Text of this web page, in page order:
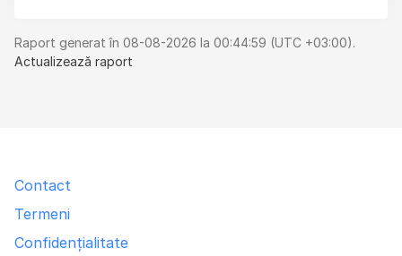
Raport generat în 08-08-2026 la 00:44:59 (UTC +03:00).
Actualizează raport
Contact
Termeni
Confidențialitate